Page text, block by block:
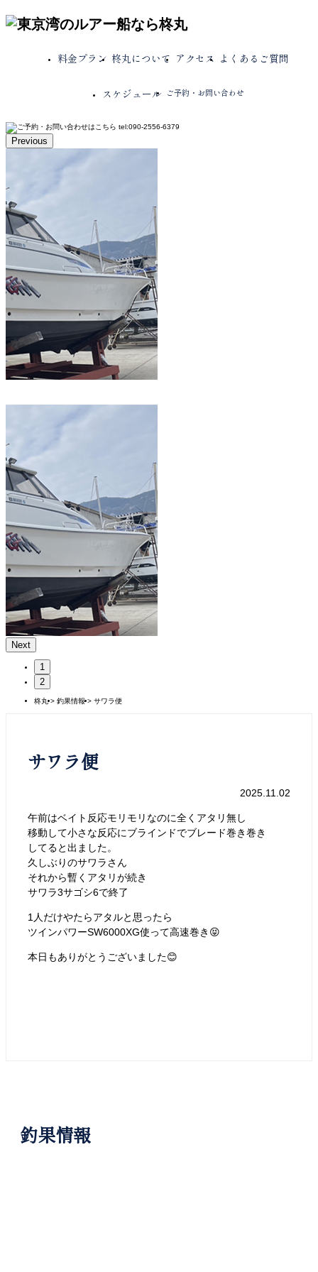
料金プラン 柊丸について アクセス よくあるご質問
スケジュール ご予約・お問い合わせ
Previous
Next
1
2
柊丸> 釣果情報> サワラ便
サワラ便
2025.11.02
午前はベイト反応モリモリなのに全くアタリ無し
移動して小さな反応にブラインドでブレード巻き巻き
してると出ました。
久しぶりのサワラさん
それから暫くアタリが続き
サワラ3サゴシ6で終了
1人だけやたらアタルと思ったら
ツインパワーSW6000XG使って高速巻き😝
本日もありがとうございました😊
釣果情報